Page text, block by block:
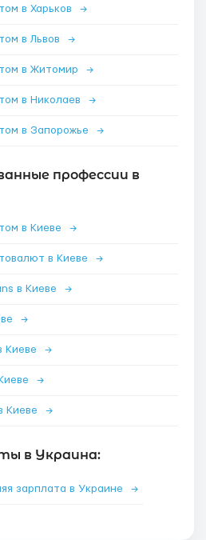
в Харьков →
в Львов →
в Житомир →
в Николаев →
в Запорожье →
профессии в
в Киеве →
в Киеве →
в Киеве →
→
Киеве →
→
Киеве →
в Украина:
зарплата в Украине →